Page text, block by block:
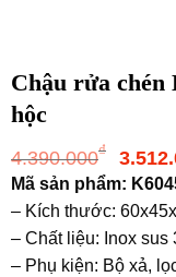
Chậu rửa chén
hộc
4.390.000₫
Giá
gốc
là:
Mã sản phẩm:
– Kích thước:
– Chất liệu: Inox sus
– Phụ kiện: Bộ xả,